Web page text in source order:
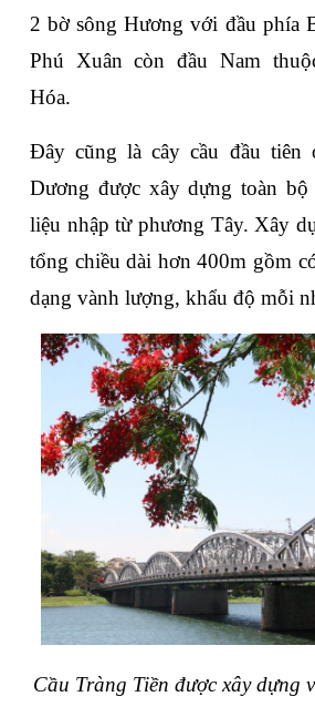
2 bờ sông Hương với đầu phía
Phú Xuân còn đầu Nam
Hóa.
Đây cũng là cây cầu đầu
Dương được xây dựng toàn bộ
liệu nhập từ phương Tây. Xây
tổng chiều dài hơn 400m gồm
dạng vành lượng, khẩu độ mỗi
Cầu Tràng Tiền được xây dựng